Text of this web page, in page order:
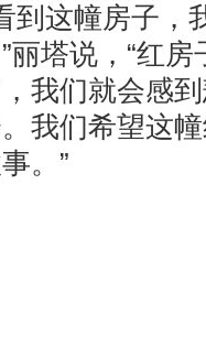
到这幢房子，
丽塔说，“红
我们就会感
我们希望这
。”